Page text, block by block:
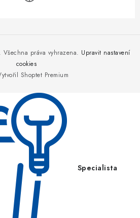
Shoptet Premium
. Všechna práva vyhrazena. Upravit nastavení
cookies
Specialista